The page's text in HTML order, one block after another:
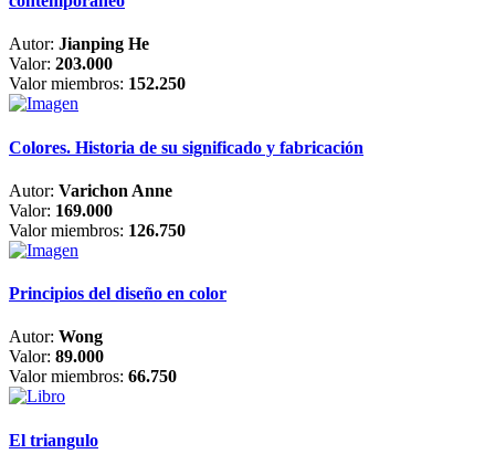
Autor: Jianping He
Valor: 203.000
Valor miembros: 152.250
Colores. Historia de su significado y fabricación
Autor: Varichon Anne
Valor: 169.000
Valor miembros: 126.750
Principios del diseño en color
Autor: Wong
Valor: 89.000
Valor miembros: 66.750
El triangulo